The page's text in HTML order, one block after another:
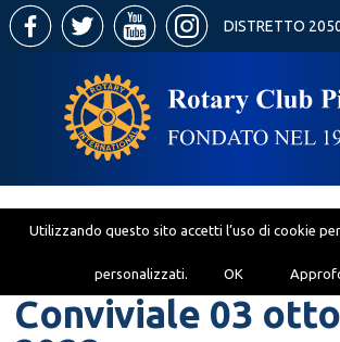
Utilizzando questo sito accetti l’uso di cookie
personalizzati. OK
Conviviale 03
DISTRETTO